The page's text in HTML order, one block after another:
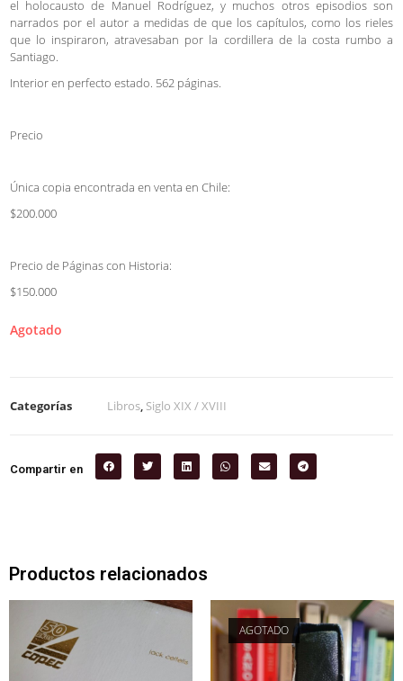
el holocausto de Manuel Rodríguez, y muchos otros episodios son
narrados por el autor a medidas de que los capítulos, como los rieles
que lo inspiraron, atravesaban por la cordillera de la costa rumbo a
Santiago.
Interior en perfecto estado. 562 páginas.
Precio
Única copia encontrada en venta en Chile:
$200.000
Precio de Páginas con Historia:
$150.000
Agotado
Categorías Libros, Siglo XIX / XVIII
Compartir en
Productos relacionados
AGOTADO